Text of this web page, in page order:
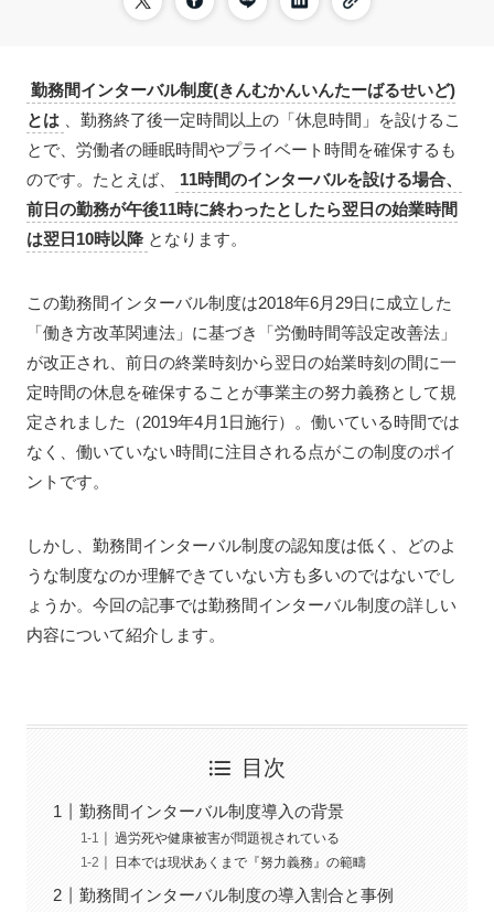
勤務間インターバル制度(きんむかんいんたーばるせいど)
とは
、勤務終了後一定時間以上の「休息時間」を設けるこ
とで、労働者の睡眠時間やプライベート時間を確保するも
のです。たとえば、
11時間のインターバルを設ける場合、
前日の勤務が午後11時に終わったとしたら翌日の始業時間
は翌日10時以降 となります。
この勤務間インターバル制度は2018年6月29日に成立した
「働き方改革関連法」に基づき「労働時間等設定改善法」
が改正され、前日の終業時刻から翌日の始業時刻の間に一
定時間の休息を確保することが事業主の努力義務として規
定されました（2019年4月1日施行）。働いている時間では
なく、働いていない時間に注目される点がこの制度のポイ
ントです。
しかし、勤務間インターバル制度の認知度は低く、どのよ
うな制度なのか理解できていない方も多いのではないでし
ょうか。今回の記事では勤務間インターバル制度の詳しい
内容について紹介します。
目次
勤務間インターバル制度導入の背景
過労死や健康被害が問題視されている
日本では現状あくまで『努力義務』の範疇
勤務間インターバル制度の導入割合と事例